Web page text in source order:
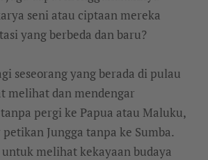
seni atau ciptaan mereka
yang berbeda dan baru?
seseorang yang berada di pulau
melihat dan mendengar
pergi ke Papua atau Maluku,
Jungga tanpa ke Sumba.
melihat kekayaan budaya